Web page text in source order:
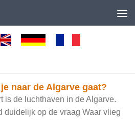
naar de Algarve gaat?
is de luchthaven in de Algarve.
duidelijk op de vraag Waar vlieg